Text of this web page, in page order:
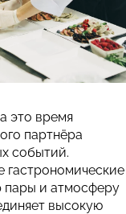
это время
партнёра
событий.
пары и атмосферу
высокую